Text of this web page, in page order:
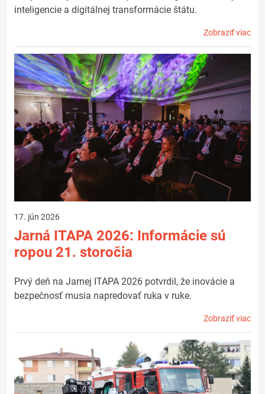
inteligencie a digitálnej transformácie štátu.
Zobraziť viac
17. jún 2026
Jarná ITAPA 2026: Informácie sú
ropou 21. storočia
Prvý deň na Jarnej ITAPA 2026 potvrdil, že inovácie a
bezpečnosť musia napredovať ruka v ruke.
Zobraziť viac